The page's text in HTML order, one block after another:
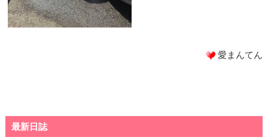
愛まんてん
最新日誌